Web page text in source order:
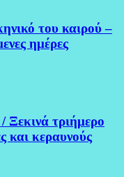
του καιρού –
ημέρες
τριήμερο
και κεραυνούς